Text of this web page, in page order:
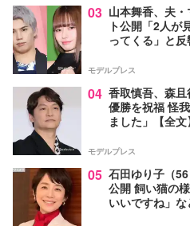
03 山本舞香、夫
ト公開「2人が
ってくる」と反
モデルプレス
04 香取慎吾、森
優勝を祝福 怪
ました」【全文
モデルプレス
05 石田ゆり子（
公開 飼い猫の
いいですね」